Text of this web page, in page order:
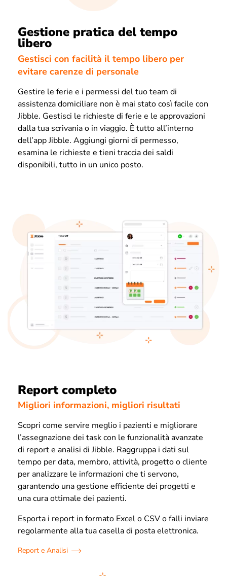
Gestione pratica del tempo
libero
Gestisci con facilità il tempo libero per
evitare carenze di personale
Gestire le ferie e i permessi del tuo team di
assistenza domiciliare non è mai stato così facile con
Jibble. Gestisci le richieste di ferie e le approvazioni
dalla tua scrivania o in viaggio. È tutto all’interno
dell’app Jibble. Aggiungi giorni di permesso,
esamina le richieste e tieni traccia dei saldi
disponibili, tutto in un unico posto.
Report completo
Migliori informazioni, migliori risultati
Scopri come servire meglio i pazienti e migliorare
l’assegnazione dei task con le funzionalità avanzate
di report e analisi di Jibble. Raggruppa i dati sul
tempo per data, membro, attività, progetto o cliente
per analizzare le informazioni che ti servono,
garantendo una gestione efficiente dei progetti e
una cura ottimale dei pazienti.
Esporta i report in formato Excel o CSV o falli inviare
regolarmente alla tua casella di posta elettronica.
Report e Analisi